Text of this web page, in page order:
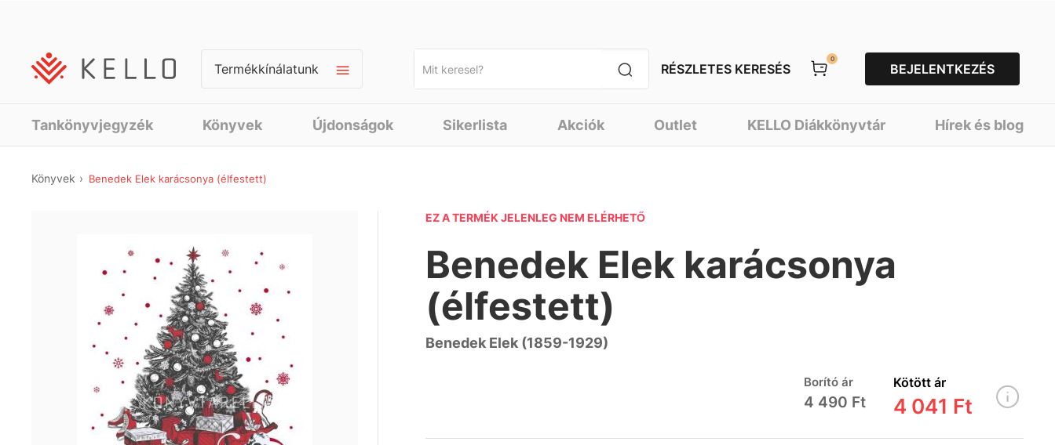
Termékkínálatunk RÉSZLETES KERESÉS
0
BEJELENTKEZÉS
Tankönyvjegyzék Könyvek Újdonságok Sikerlista Akciók Outlet KELLO Diákkönyvtár Hírek és blog
Könyvek Benedek Elek karácsonya (élfestett)
EZ A TERMÉK JELENLEG NEM ELÉRHETŐ
Benedek Elek karácsonya
(élfestett)
Benedek Elek (1859-1929)
Borító ár
4 490 Ft
Kötött ár
4 041 Ft